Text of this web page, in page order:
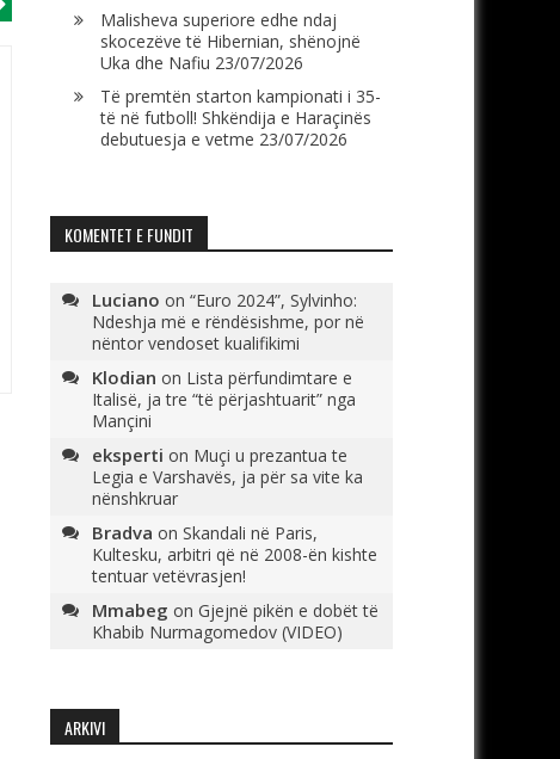
Malisheva superiore edhe ndaj
skocezëve të Hibernian, shënojnë
Uka dhe Nafiu 23/07/2026
Të premtën starton kampionati i 35-
të në futboll! Shkëndija e Haraçinës
debutuesja e vetme 23/07/2026
KOMENTET E FUNDIT
Luciano on “Euro 2024”, Sylvinho:
Ndeshja më e rëndësishme, por në
nëntor vendoset kualifikimi
Klodian on Lista përfundimtare e
Italisë, ja tre “të përjashtuarit” nga
Mançini
eksperti on Muçi u prezantua te
Legia e Varshavës, ja për sa vite ka
nënshkruar
Bradva on Skandali në Paris,
Kultesku, arbitri që në 2008-ën kishte
tentuar vetëvrasjen!
Mmabeg on Gjejnë pikën e dobët të
Khabib Nurmagomedov (VIDEO)
ARKIVI